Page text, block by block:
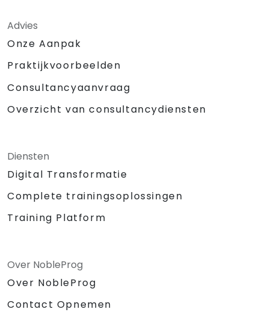
Advies
Onze Aanpak
Praktijkvoorbeelden
Consultancyaanvraag
Overzicht van consultancydiensten
Diensten
Digital Transformatie
Complete trainingsoplossingen
Training Platform
Over NobleProg
Over NobleProg
Contact Opnemen